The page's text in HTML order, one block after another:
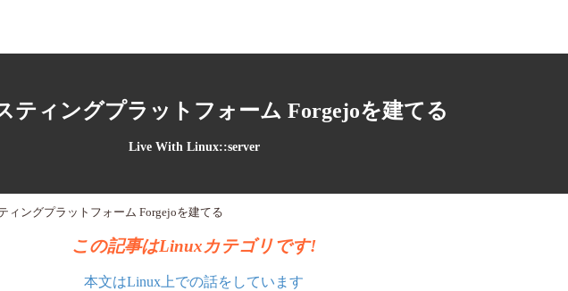
ティングプラットフォーム Forgejoを建てる
Live With Linux::server
ィングプラットフォーム Forgejoを建てる
この記事はLinuxカテゴリです!
本文はLinux上での話をしています